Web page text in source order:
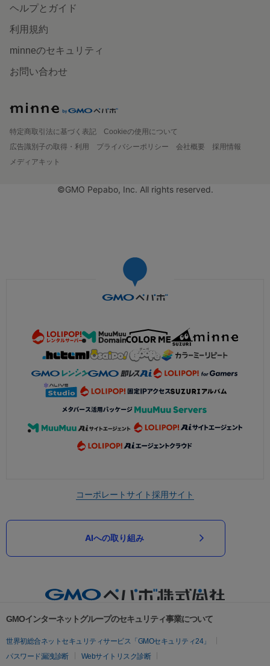
ヘルプとガイド
利用規約
minneのセキュリティ
お問い合わせ
特定商取引法に基づく表記
Cookieの使用について
広告識別子の取得・利用
プライバシーポリシー 会社概要
採用情報
メディアキット
©GMO Pepabo, Inc. All rights reserved.
コーポレートサイト採用サイト
AIへの取り組み
GMOインターネットグループのセキュリティ事業について
世界初総合ネットセキュリティサービス「GMOセキュリティ24」
パスワード漏洩診断
Webサイトリスク診断